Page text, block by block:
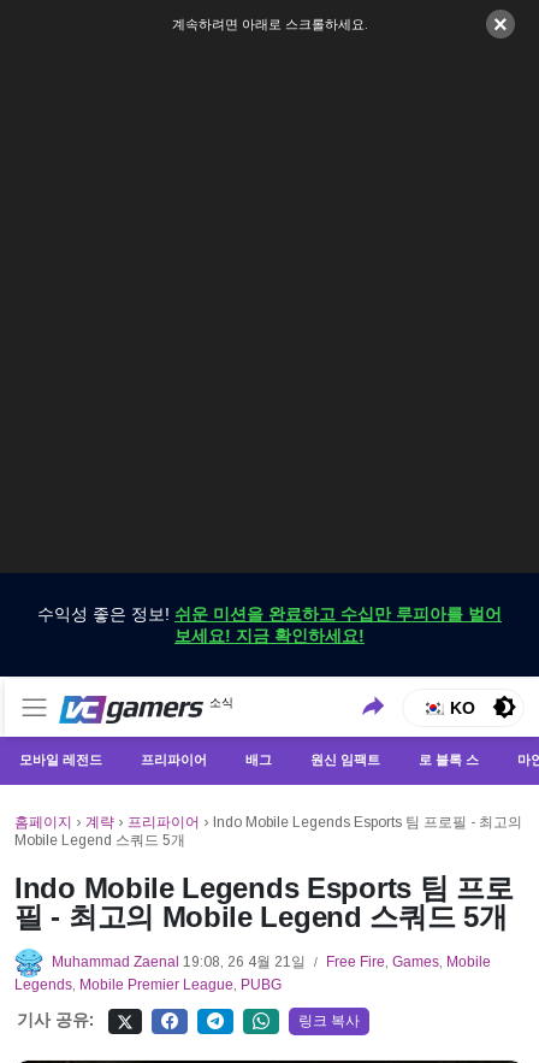
×
계속하려면 아래로 스크롤하세요.
수익성 좋은 정보! 쉬운 미션을 완료하고 수십만 루피아를 벌어
보세요! 지금 확인하세요!
VCGamers 뉴스
소식
VCGamers에서만 최신 게임 뉴스 받기
KO
모바일 레전드 프리파이어 배그 원신 임팩트 로 블록 스 마
홈페이지 › 계략 › 프리파이어 › Indo Mobile Legends Esports 팀 프로필 - 최고의
Mobile Legend 스쿼드 5개
Indo Mobile Legends Esports 팀 프로
필 - 최고의 Mobile Legend 스쿼드 5개
Muhammad Zaenal 19:08, 26 4월 21일 / Free Fire, Games, Mobile
Legends, Mobile Premier League, PUBG
기사 공유: 링크 복사